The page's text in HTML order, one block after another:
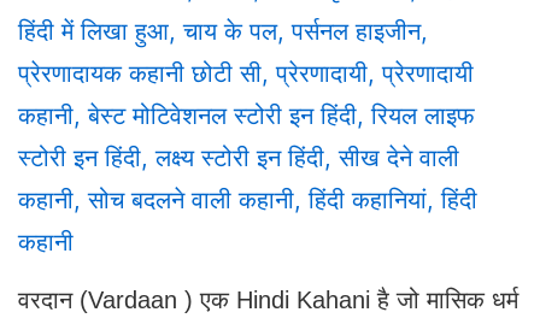
हिंदी में लिखा हुआ,चाय के पल,पर्सनल हाइजीन,
प्रेरणादायक कहानी छोटी सी,प्रेरणादायी,प्रेरणादायी
कहानी,बेस्ट मोटिवेशनल स्टोरी इन हिंदी,रियल लाइफ
स्टोरी इन हिंदी,लक्ष्य स्टोरी इन हिंदी,सीख देने वाली
कहानी,सोच बदलने वाली कहानी,हिंदी कहानियां,हिंदी
कहानी
वरदान (Vardaan ) एक Hindi Kahani है जो मासिक धर्म